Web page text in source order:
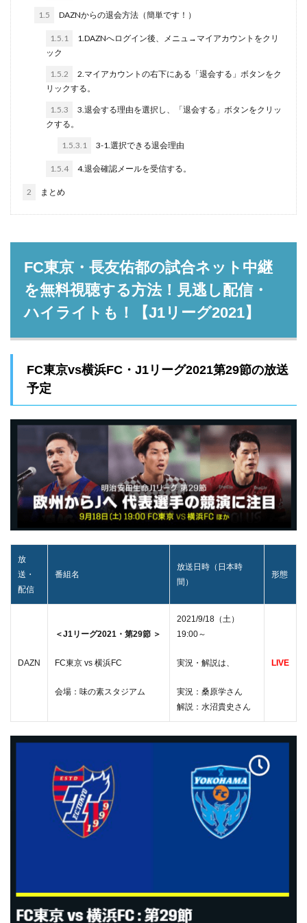
1.5 DAZNからの退会方法（簡単です！）
1.5.1
1.DAZNへログイン後、メニュ→マイアカウントをクリ
ック
1.5.2
2.マイアカウントの右下にある「退会する」ボタンをク
リックする。
1.5.3
3.退会する理由を選択し、「退会する」ボタンをクリッ
クする。
1.5.3.1 3-1.選択できる退会理由
1.5.4 4.退会確認メールを受信する。
2 まとめ
FC東京・長友佑都の試合ネット中継
を無料視聴する方法！見逃し配信・
ハイライトも！【J1リーグ2021】
FC東京vs横浜FC・J1リーグ2021第29節の放送
予定
放
送・
配信
番組名
放送日時（日本時
間）
形態
DAZN
＜J1リーグ2021・第29節 ＞
FC東京 vs 横浜FC
会場：味の素スタジアム
2021/9/18（土）
19:00～
実況・解説は、
実況：桑原学さん
解説：水沼貴史さん
LIVE